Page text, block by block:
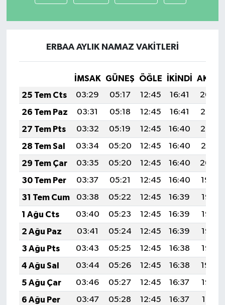
ERBAA AYLIK NAMAZ VAKITLERI
İMSAK GÜNEŞ ÖĞLE İKINDI
25 Tem Cts
03:29 05:17 12:45 16:41
20:04
26 Tem Paz
03:31 05:18 12:45 16:41
20:03
27 Tem Pts
03:32 05:19 12:45 16:40
20:02
28 Tem Sal
03:34 05:20 12:45 16:40
20:01
29 Tem Çar
03:35 05:20 12:45 16:40
20:00
30 Tem Per
03:37 05:21 12:45 16:40
19:59
31 Tem Cum
03:38 05:22 12:45 16:39
19:58
1 Ağu Cts
03:40 05:23 12:45 16:39
19:57
2 Ağu Paz
03:41 05:24 12:45 16:39
19:56
3 Ağu Pts
03:43 05:25 12:45 16:38
19:55
4 Ağu Sal
03:44 05:26 12:45 16:38
19:54
5 Ağu Çar
03:46 05:27 12:45 16:37
19:53
6 Ağu Per
03:47 05:28 12:45 16:37
19:51